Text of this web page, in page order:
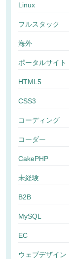
Linux
フルスタック
海外
ポータルサイト
HTML5
CSS3
コーディング
コーダー
CakePHP
未経験
B2B
MySQL
EC
ウェブデザイン